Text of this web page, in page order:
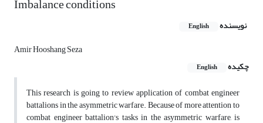
Imbalance conditions
نویسنده English
Amir Hooshang Seza
چکیده
English
This research is going to review application of combat engineer
battalions in the asymmetric warfare. Because of more attention to
combat engineer battalion's tasks in the asymmetric warfare, is